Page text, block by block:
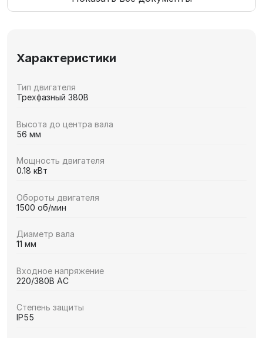
Характеристики
Тип двигателя
Трехфазный 380В
Высота до центра вала
56 мм
Мощность двигателя
0.18 кВт
Обороты двигателя
1500 об/мин
Диаметр вала
11 мм
Входное напряжение
220/380В AC
Степень защиты
IP55